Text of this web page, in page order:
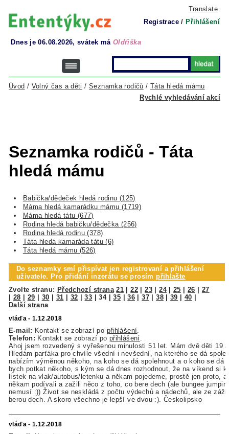
Translate
Registrace / Přihlášení
Dnes je 06.08.2026, svátek má Oldřiška
Rychlé vyhledávání akcí
Úvod / Volný čas a děti /Seznamka rodičů / Táta hledá mámu
Seznamka rodičů - Táta
hledá mámu
Babička/dědeček hledá rodinu (125)
Máma hledá kamarádku mámu (1719)
Máma hledá tátu (677)
Rodina hledá babičku/dědečka (256)
Rodina hledá rodinu (378)
Táta hledá kamaráda tátu (6)
Táta hledá mámu (526)
Do seznamky smí přispívat jen registrovaní a přihlášení
uživatele. Pro přidání inzerátu se prosímpřihlašte
Zvolte stranu: Předchozí strana 21 |22 |23|24|25 26
27
28 29 30 31 32 |33 |34|35 |36 |37 |38|39 |40
Další strana
vláďa - 1.12.2018
E-mail: Kontakt se zobrazí po přihlášení
Telefon: Kontakt se zobrazí po přihlášení
Ahoj jsem rozvedený s vyřešenou minulosti 51 let. Mám dvě děti 19
Hledám parťáka pro chvíle všední i nevšední, na kterého se dá
nabízím výměnou někoho, na koho se dá spolehnout a o koho se dá
bych potkat někoho, s kým se dá dnes rozhodnout, že na víkend si
lístek na vlak/autobus/letenku a někam pojedeme, prostě jen proto,
někam podívali a zažili něco z toho, co bere dech (ale bungee
nemusí :)) Život se neskládá z počtu výdechů a nádechů, ale ze
berou dech. A skoro všechno je lepší ve dvou :). Českolipsko
vláďa - 1.12.2018